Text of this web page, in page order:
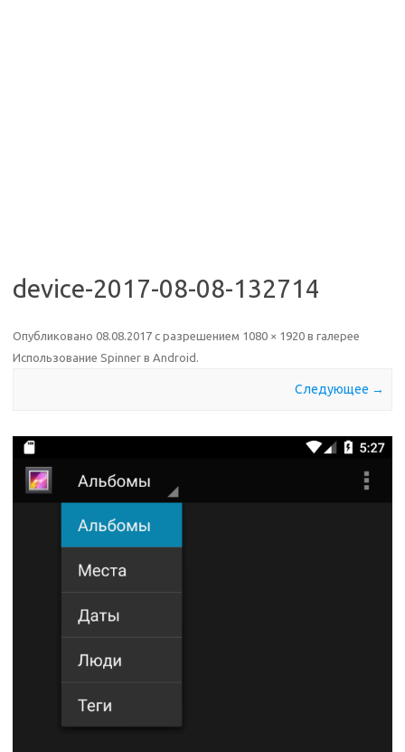
device-2017-08-08-132714
Опубликовано 08.08.2017 с разрешением 1080 × 1920 в галерее
Использование Spinner в Android .
Следующее →